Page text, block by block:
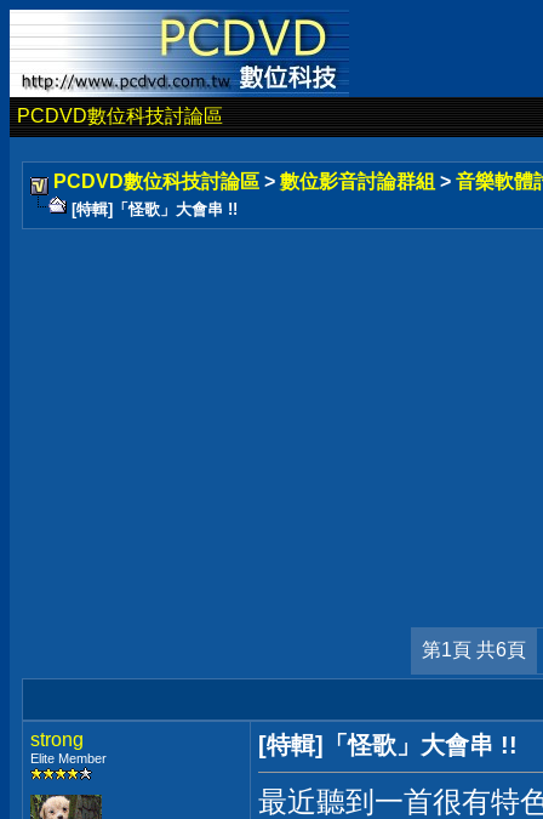
PCDVD數位科技討論區
PCDVD數位科技討論區 > 數位影音討論群組 > 音樂軟體
[特輯]「怪歌」大會串 !!
第1頁 共6頁
strong
Elite Member [特輯]「怪歌」大會串 !!
最近聽到一首很有特